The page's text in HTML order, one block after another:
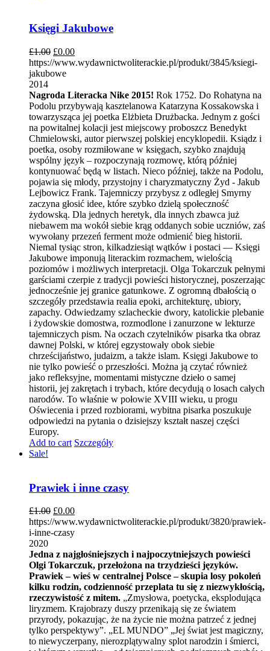
Księgi Jakubowe
£1.00 £0.00
https://www.wydawnictwoliterackie.pl/produkt/3845/ksiegi-
jakubowe
2014
Nagroda Literacka Nike 2015! Rok 1752. Do Rohatyna na
Podolu przybywają kasztelanowa Katarzyna Kossakowska i
towarzysząca jej poetka Elżbieta Drużbacka. Jednym z gości
na powitalnej kolacji jest miejscowy proboszcz Benedykt
Chmielowski, autor pierwszej polskiej encyklopedii. Ksiądz i
poetka, osoby rozmiłowane w księgach, szybko znajdują
wspólny język – rozpoczynają rozmowę, którą później
kontynuować będą w listach. Nieco później, także na Podolu,
pojawia się młody, przystojny i charyzmatyczny Żyd - Jakub
Lejbowicz Frank. Tajemniczy przybysz z odległej Smyrny
zaczyna głosić idee, które szybko dzielą społeczność
żydowską. Dla jednych heretyk, dla innych zbawca już
niebawem ma wokół siebie krąg oddanych sobie uczniów, zaś
wywołany przezeń ferment może odmienić bieg historii.
Niemal tysiąc stron, kilkadziesiąt wątków i postaci — Księgi
Jakubowe imponują literackim rozmachem, wielością
poziomów i możliwych interpretacji. Olga Tokarczuk pełnymi
garściami czerpie z tradycji powieści historycznej, poszerzając
jednocześnie jej granice gatunkowe. Z ogromną dbałością o
szczegóły przedstawia realia epoki, architekturę, ubiory,
zapachy. Odwiedzamy szlacheckie dwory, katolickie plebanie
i żydowskie domostwa, rozmodlone i zanurzone w lekturze
tajemniczych pism. Na oczach czytelników pisarka tka obraz
dawnej Polski, w której egzystowały obok siebie
chrześcijaństwo, judaizm, a także islam. Księgi Jakubowe to
nie tylko powieść o przeszłości. Można ją czytać również
jako refleksyjne, momentami mistyczne dzieło o samej
historii, jej zakrętach i trybach, które decydują o losach całych
narodów. To właśnie w połowie XVIII wieku, u progu
Oświecenia i przed rozbiorami, wybitna pisarka poszukuje
odpowiedzi na pytania o dzisiejszy kształt naszej części
Europy.
Add to cart Szczegóły
Sale!
Prawiek i inne czasy
£1.00 £0.00
https://www.wydawnictwoliterackie.pl/produkt/3820/prawiek-
i-inne-czasy
2020
Jedna z najgłośniejszych i najpoczytniejszych powieści
Olgi Tokarczuk, przełożona na trzydzieści języków.
Prawiek – wieś w centralnej Polsce – skupia losy pokoleń
kilku rodzin, codzienność przeplata tu się z niezwykłością,
rzeczywistość z mitem. „Zmysłowa, poetycka, eksplodująca
liryzmem. Krajobrazy duszy przenikają się ze światem
przyrody, pokazując, że na życie nie można patrzeć z jednej
tylko perspektywy”. „EL MUNDO” „Jej świat jest magiczny,
to niewyczerpany, nierozplątywalny splot narodzin i śmierci,